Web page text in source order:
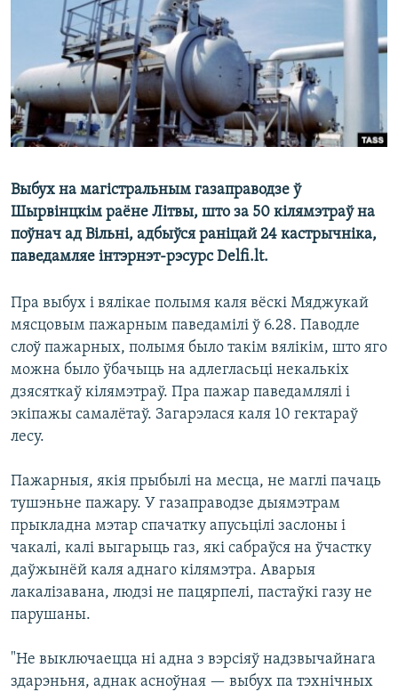
КУЛЬТУРА
КАЛЯНДАР
НА ХВАЛЯХ СВАБОДЫ
Выбух на магістральным газаправодзе ў
Шырвінцкім раёне Літвы, што за 50 кілямэтраў на
поўнач ад Вільні, адбыўся раніцай 24 кастрычніка,
паведамляе інтэрнэт-рэсурс Delfi.lt.
Пра выбух і вялікае полымя каля вёскі Мяджукай
мясцовым пажарным паведамілі ў 6.28. Паводле
слоў пажарных, полымя было такім вялікім, што яго
можна было ўбачыць на адлегласьці некалькіх
дзясяткаў кілямэтраў. Пра пажар паведамлялі і
экіпажы самалётаў. Загарэлася каля 10 гектараў
лесу.
Пажарныя, якія прыбылі на месца, не маглі пачаць
тушэньне пажару. У газаправодзе дыямэтрам
прыкладна мэтар спачатку апусьцілі заслоны і
чакалі, калі выгарыць газ, які сабраўся на ўчастку
даўжынёй каля аднаго кілямэтра. Аварыя
лакалізавана, людзі не пацярпелі, пастаўкі газу не
парушаны.
"Не выключаецца ні адна з вэрсіяў надзвычайнага
здарэньня, аднак асноўная — выбух па тэхнічных